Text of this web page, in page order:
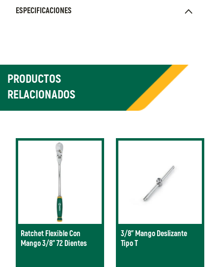
ESPECIFICACIONES
PRODUCTOS
RELACIONADOS
Ratchet Flexible Con
Mango 3/8” 72 Dientes
3/8" Mango Deslizante
Tipo T